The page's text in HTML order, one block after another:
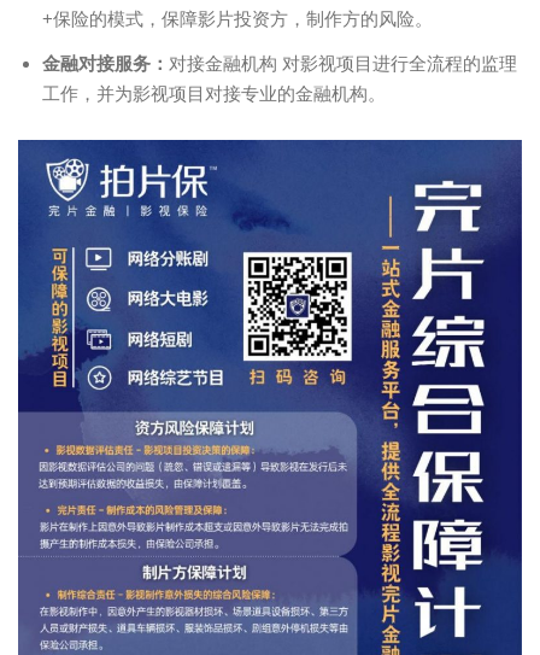
+保险的模式，保障影片投资方，制作方的风险。
金融对接服务： 对接金融机构 对影视项目进行全流程的监理
工作，并为影视项目对接专业的金融机构。